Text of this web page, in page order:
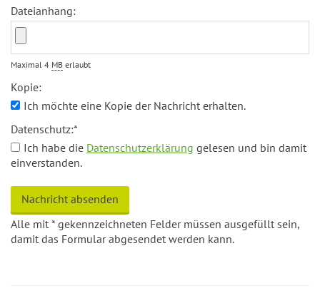
Dateianhang:
Maximal 4 MB erlaubt
Kopie:
Ich möchte eine Kopie der Nachricht erhalten.
Datenschutz:*
Ich habe die Datenschutzerklärung gelesen und bin damit
einverstanden.
Alle mit * gekennzeichneten Felder müssen ausgefüllt sein,
damit das Formular abgesendet werden kann.